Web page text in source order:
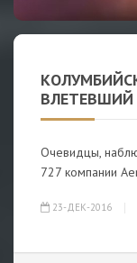
Очевидцы,
727 компании
23-ДЕК-2016